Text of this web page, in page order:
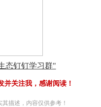
态钉钉学习群"
并关注我，感谢阅读！
描述，内容仅供参考！